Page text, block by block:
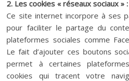
2. Les cookies « réseaux sociaux » :
Ce site internet incorpore à ses
pour faciliter le partage du
plateformes sociales comme
Le fait d’ajouter ces boutons
permet à certaines
cookies qui tracent votre